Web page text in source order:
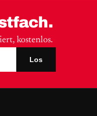
kostenlos.
Los